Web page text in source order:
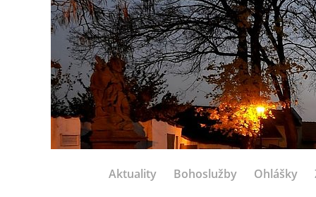
Aktuality Bohoslužby Ohlášky